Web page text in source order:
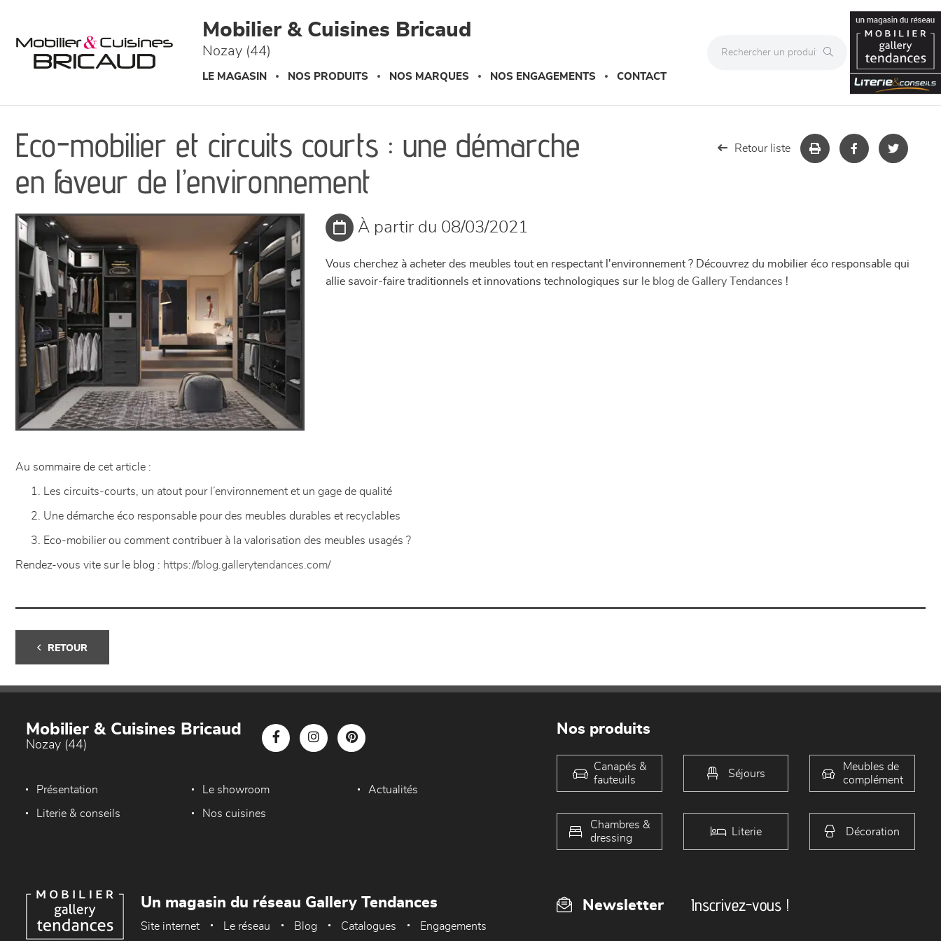
Mobilier & Cuisines Bricaud
Nozay (44)
LE MAGASIN NOS PRODUITS NOS MARQUES NOS ENGAGEMENTS CONTACT
Eco-mobilier et circuits courts : une démarche
en faveur de l’environnement
Retour liste
À partir du 08/03/2021
Vous cherchez à acheter des meubles tout en respectant l'environnement ? Découvrez du mobilier éco responsable qui
allie savoir-faire traditionnels et innovations technologiques sur le blog de Gallery Tendances !
Au sommaire de cet article :
Les circuits-courts, un atout pour l’environnement et un gage de qualité
Une démarche éco responsable pour des meubles durables et recyclables
Eco-mobilier ou comment contribuer à la valorisation des meubles usagés ?
Rendez-vous vite sur le blog : https://blog.gallerytendances.com/
RETOUR
Mobilier & Cuisines Bricaud
Nozay (44)
Présentation Le showroom Actualités
Literie & conseils Nos cuisines
Nos produits
Canapés &
fauteuils
Séjours
Meubles de
complément
Chambres &
dressing
Literie Décoration
Newsletter Inscrivez-vous !
Un magasin du réseau Gallery Tendances
Site internet Le réseau Blog Catalogues Engagements